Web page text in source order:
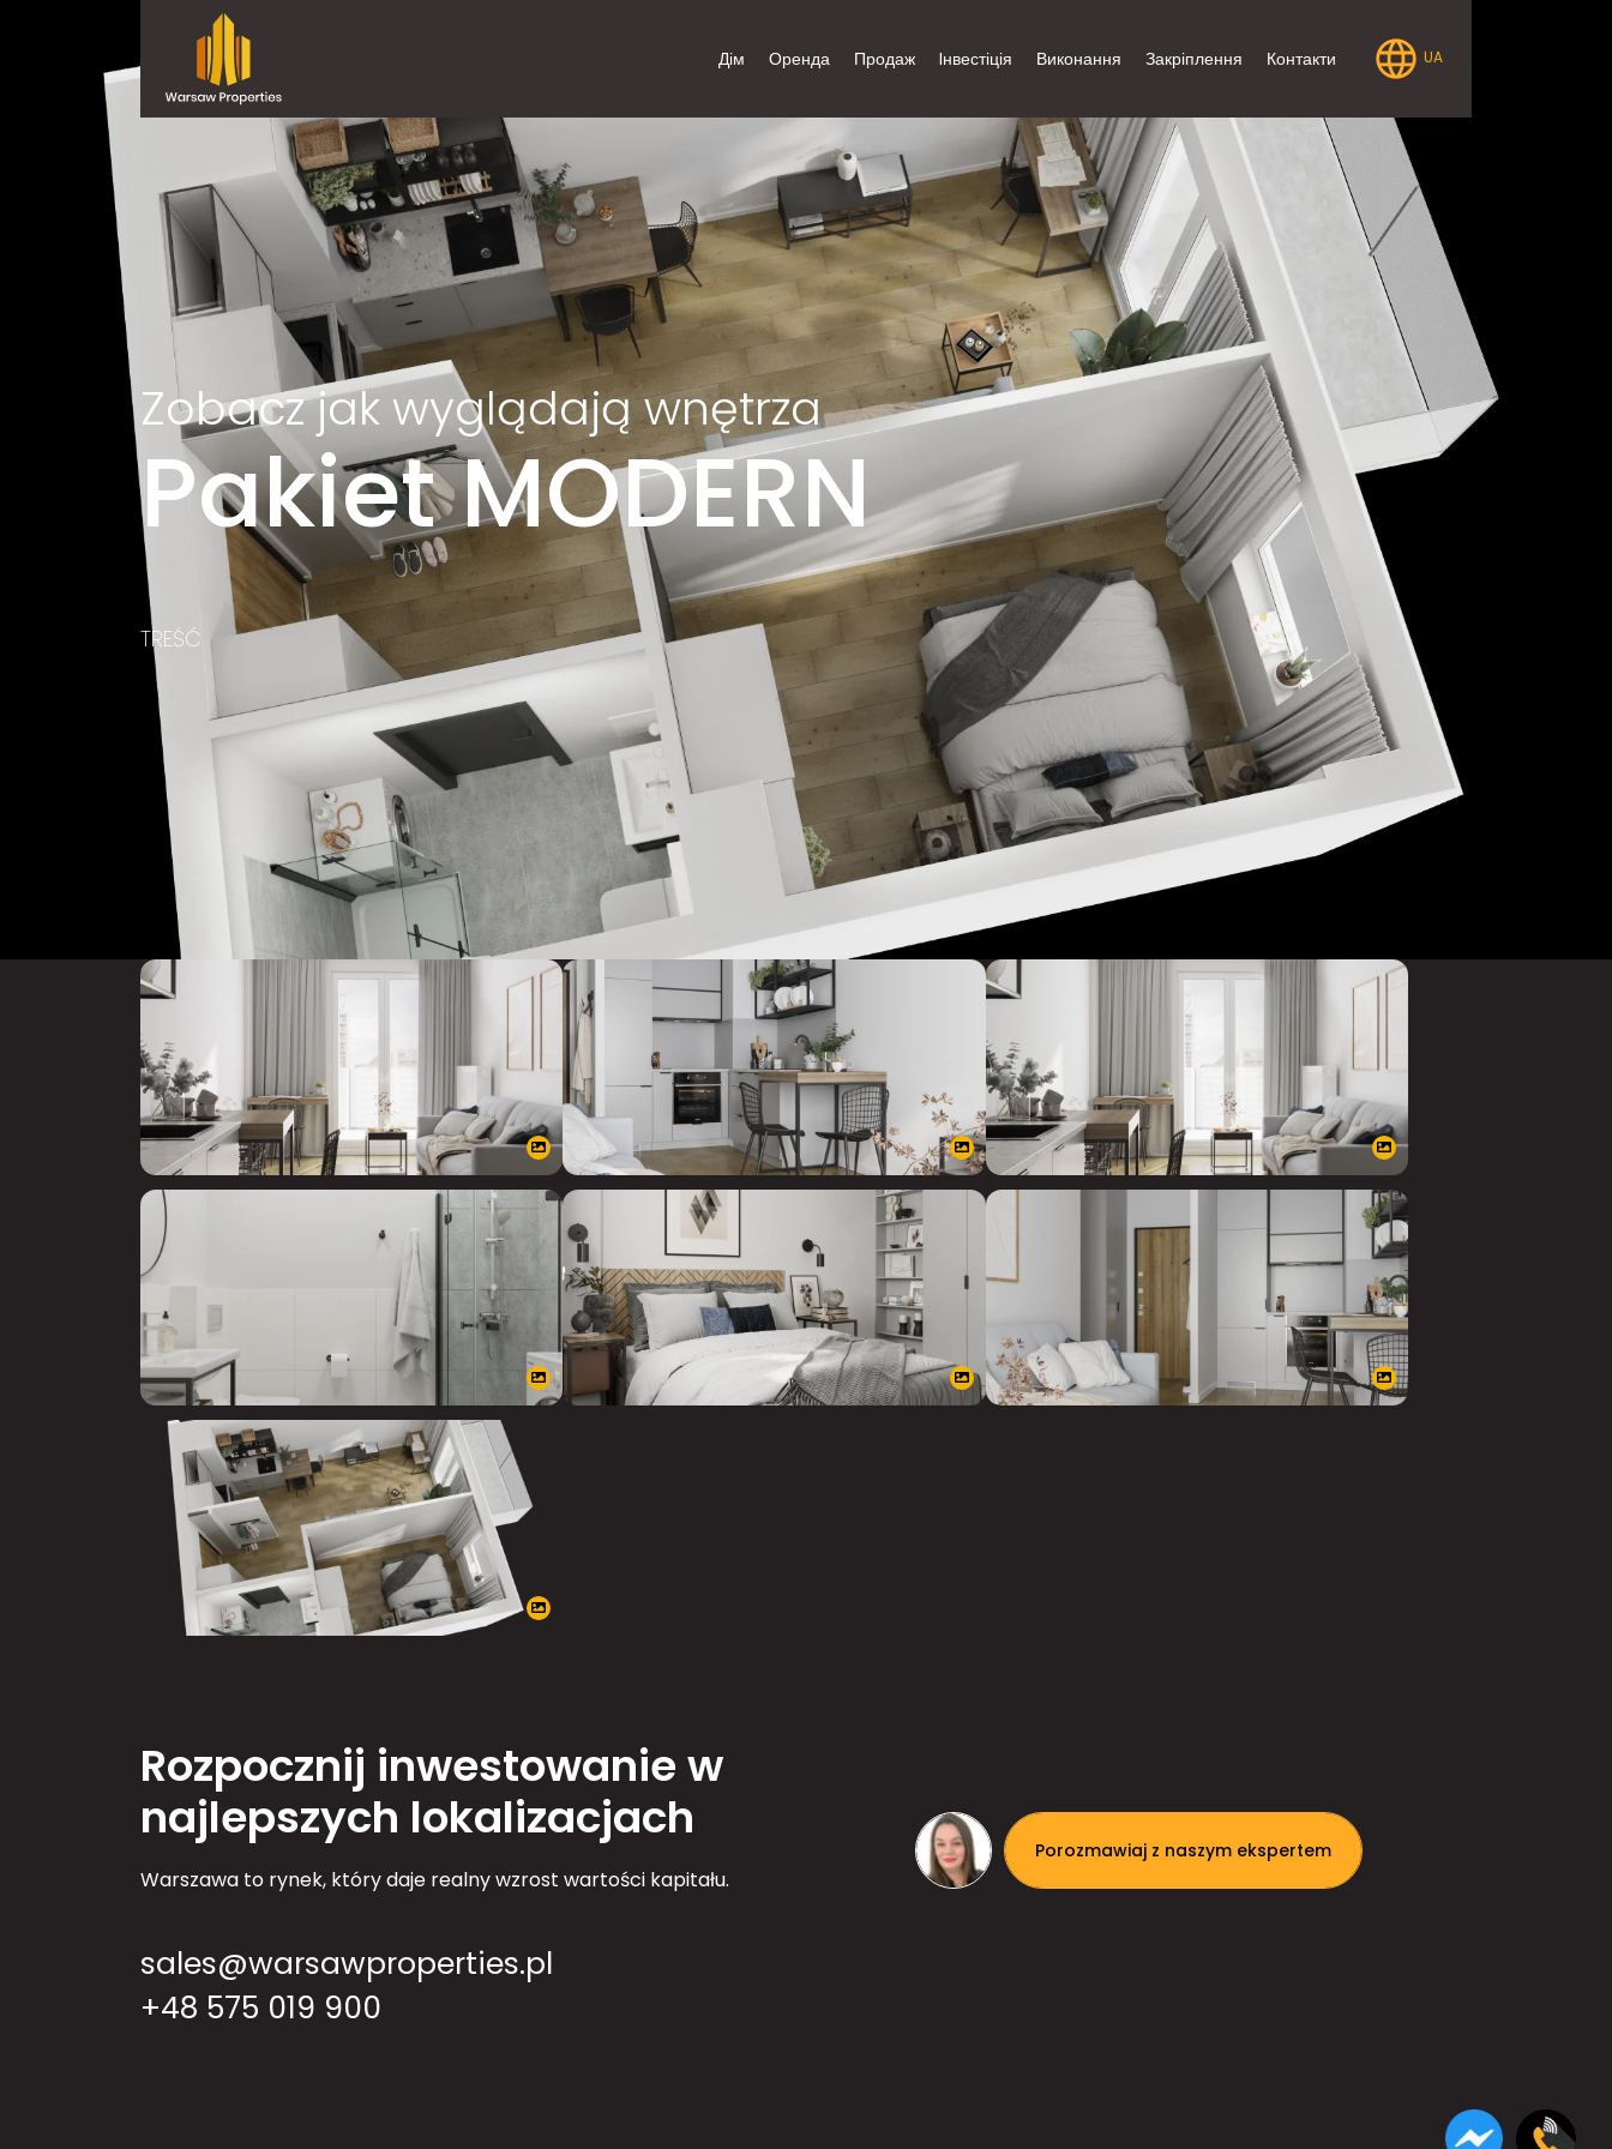
Дім Оренда Продаж Iнвестіція Виконання Закріплення Контакти UA
Zobacz jak wyglądają wnętrza
Pakiet MODERN
TREŚĆ
Rozpocznij inwestowanie w
najlepszych lokalizacjach
Warszawa to rynek, który daje realny wzrost wartości kapitału.
sales@warsawproperties.pl
+48 575 019 900
Porozmawiaj z naszym ekspertem